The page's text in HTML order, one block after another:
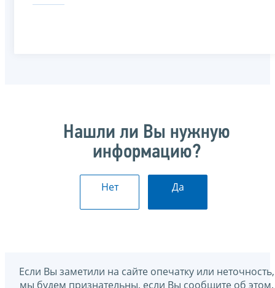
Нашли ли Вы нужную
информацию?
Нет Да
Если Вы заметили на сайте опечатку или неточность,
мы будем признательны, если Вы сообщите об этом.